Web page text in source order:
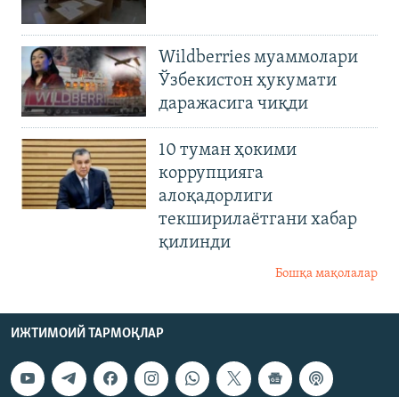
Wildberries муаммолари
Ўзбекистон ҳукумати
даражасига чиқди
10 туман ҳокими
коррупцияга
алоқадорлиги
текширилаётгани хабар
қилинди
Бошқа мақолалар
ИЖТИМОИЙ ТАРМОҚЛАР